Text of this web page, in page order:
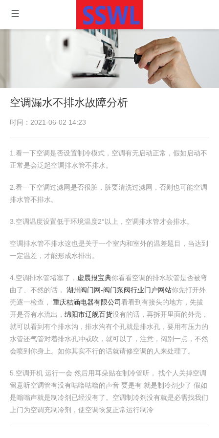
空调漏水不排水故障分析
时间：2021-06-02 14:23
1.看一下空调是否设置制冷模式，空调有无启动正常，假如启动不
正常是会泛起空调排水管不排水。
2.看一下空调过滤网是否很脏，脏要清洗过滤网，否则也可能空调
排水管不排水。
3.空调温度设置低于环境温度2°以上，空调排水管才会排水。
空调排水管不排水这也是关于一个室内和室外的温差题目，当达到
一定温差，才能形成水排出。
4.空调排水管堵塞了， 虚晨报宝典你看看空调的排水软管是否被弯
曲了、不然的话， 湖州阀门网-阀门泵阀行业门户网站你先打开外
壳逐一检查， 重庆桔涵电器有限公司看看到有接头的地方，先拔
开是否有水流出， 绵阳市辽舰百货没有的话，再拆开里面的外壳，
就可以看到有个排水沟，排水沟有个孔就是排水孔，要用有压力的
水管还气管对着排水孔冲或吹，就可以了，注意，阔别一点，不然
会喷到你身上。如你其实不行的话就请修空调的人来处理了。
5.空调开机 运行一会 然后用耳朵贴在制冷管听， 找个人关掉空调
留意听空调管有没有咕噜咕噜的声音 要是有 就是制冷剂少了 假如
是嗡嗡声就是制冷剂已经没有了。空调制冷剂没有就是必需找我们
上门为空调充制冷剂，使空调恢复正常运行制冷